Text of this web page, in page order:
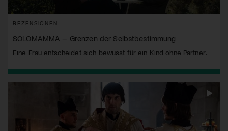
REZENSIONEN
SOLOMAMMA – Grenzen der Selbstbestimmung
Eine Frau entscheidet sich bewusst für ein Kind ohne Partner.